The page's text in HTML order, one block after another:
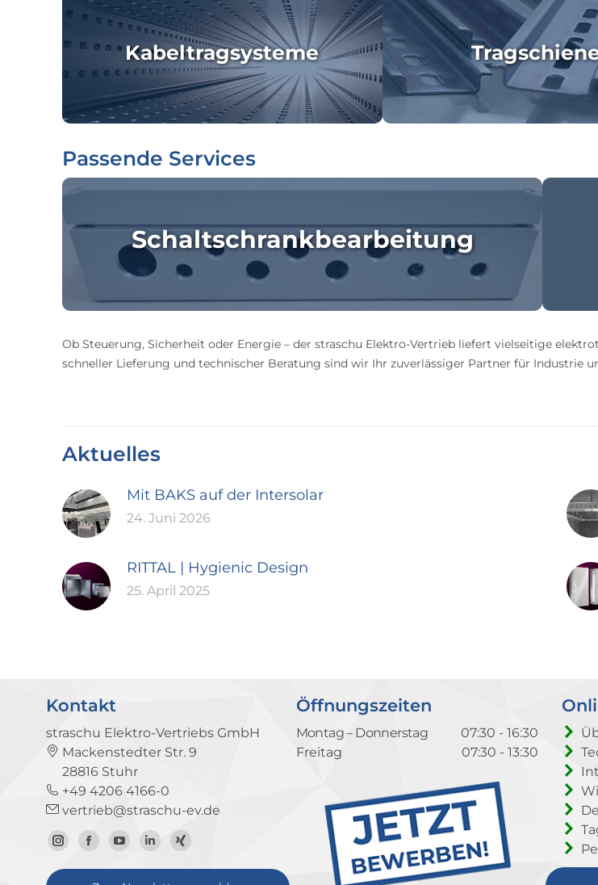
Kabeltragsysteme
Passende Services
Schaltschrankbearbeitung
Ob Steuerung, Sicherheit oder Energie – der straschu Elektro-Vertrieb liefert vielseitige
schneller Lieferung und technischer Beratung sind wir Ihr zuverlässiger Partner für Industrie
Aktuelles
Mit BAKS auf der Intersolar
24. Juni 2026
RITTAL | Hygienic Design
25. April 2025
Kontakt
straschu Elektro-Vertriebs GmbH
Mackenstedter Str. 9
28816 Stuhr
+49 4206 4166-0
vertrieb@straschu-ev.de
Zum
Instagram-
Zur
Facebook-
Zum
YouTube-
Zum
LinkedIn-
Zum
Xing-
Öffnungszeiten
Montag – Donnerstag
07:30 - 16:30
Freitag
07:30 - 13:30